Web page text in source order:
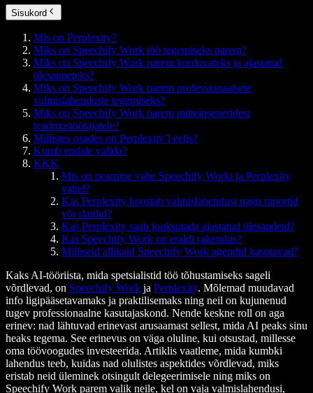
Sisukord
Mis on Perplexity?
Miks on Speechify Work töö tegemiseks parem?
Miks on Speechify Work parem korduvateks ja ajastatud
ülesanneteks?
Miks on Speechify Work parem professionaalsete
valmislahenduste tegemiseks?
Miks on Speechify Work parem mitteinseneridest
teadmustöötajatele?
Millistes osades on Perplexity’l eelis?
Kumb endale valida?
KKK
Mis on peamine vahe Speechify Worki ja Perplexity
vahel?
Kas Perplexity koostab valmislahendusi nagu raportid
või slaidid?
Kas Perplexity saab jooksutada ajastatud ülesandeid?
Kas Speechify Work on eraldi rakendus?
Milliseid allikaid Speechify Work agendid kasutavad?
Kaks AI-tööriista, mida spetsialistid töö tõhustamiseks sageli
võrdlevad, on Speechify Work ja Perplexity. Mõlemad muudavad
info ligipääsetavamaks ja praktilisemaks ning neil on kujunenud
tugev professionaalne kasutajaskond. Nende keskne roll on aga
erinev: nad lähtuvad erinevast arusaamast sellest, mida AI peaks sinu
heaks tegema. See erinevus on väga oluline, kui otsustad, millesse
oma töövoogudes investeerida. Artiklis vaatleme, mida kumbki
lahendus teeb, kuidas nad olulistes aspektides võrdlevad, miks
eristab neid üleminek otsingult delegeerimisele ning miks on
Speechify Work parem valik neile, kel on vaja valmislahendusi,